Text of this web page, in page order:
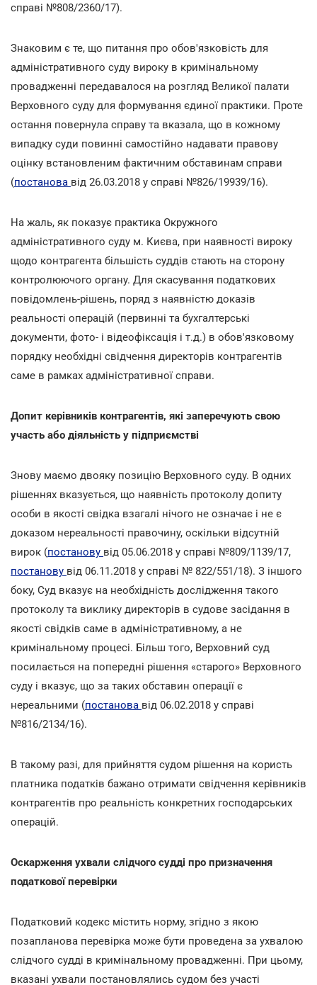
справі №808/2360/17).
Знаковим є те, що питання про обов'язковість для
адміністративного суду вироку в кримінальному
провадженні передавалося на розгляд Великої палати
Верховного суду для формування єдиної практики. Проте
остання повернула справу та вказала, що в кожному
випадку суди повинні самостійно надавати правову
оцінку встановленим фактичним обставинам справи
(постанова від 26.03.2018 у справі №826/19939/16).
На жаль, як показує практика Окружного
адміністративного суду м. Києва, при наявності вироку
щодо контрагента більшість суддів стають на сторону
контролюючого органу. Для скасування податкових
повідомлень-рішень, поряд з наявністю доказів
реальності операцій (первинні та бухгалтерські
документи, фото- і відеофіксація і т.д.) в обов'язковому
порядку необхідні свідчення директорів контрагентів
саме в рамках адміністративної справи.
Допит керівників контрагентів, які заперечують свою
участь або діяльність у підприємстві
Знову маємо двояку позицію Верховного суду. В одних
рішеннях вказується, що наявність протоколу допиту
особи в якості свідка взагалі нічого не означає і не є
доказом нереальності правочину, оскільки відсутній
вирок (постанову від 05.06.2018 у справі №809/1139/17,
постанову від 06.11.2018 у справі № 822/551/18). З іншого
боку, Суд вказує на необхідність дослідження такого
протоколу та виклику директорів в судове засідання в
якості свідків саме в адміністративному, а не
кримінальному процесі. Більш того, Верховний суд
посилається на попередні рішення «старого» Верховного
суду і вказує, що за таких обставин операції є
нереальними (постанова від 06.02.2018 у справі
№816/2134/16).
В такому разі, для прийняття судом рішення на користь
платника податків бажано отримати свідчення керівників
контрагентів про реальність конкретних господарських
операцій.
Оскарження ухвали слідчого судді про призначення
податкової перевірки
Податковий кодекс містить норму, згідно з якою
позапланова перевірка може бути проведена за ухвалою
слідчого судді в кримінальному провадженні. При цьому,
вказані ухвали постановлялись судом без участі